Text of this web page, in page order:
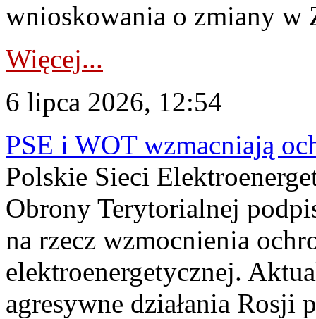
wnioskowania o zmiany w
Więcej...
6 lipca 2026, 12:54
PSE i WOT wzmacniają
Polskie Sieci
Obrony Terytorialnej
na rzecz wzmocnienia
elektroenergetycznej.
agresywne działania Rosji